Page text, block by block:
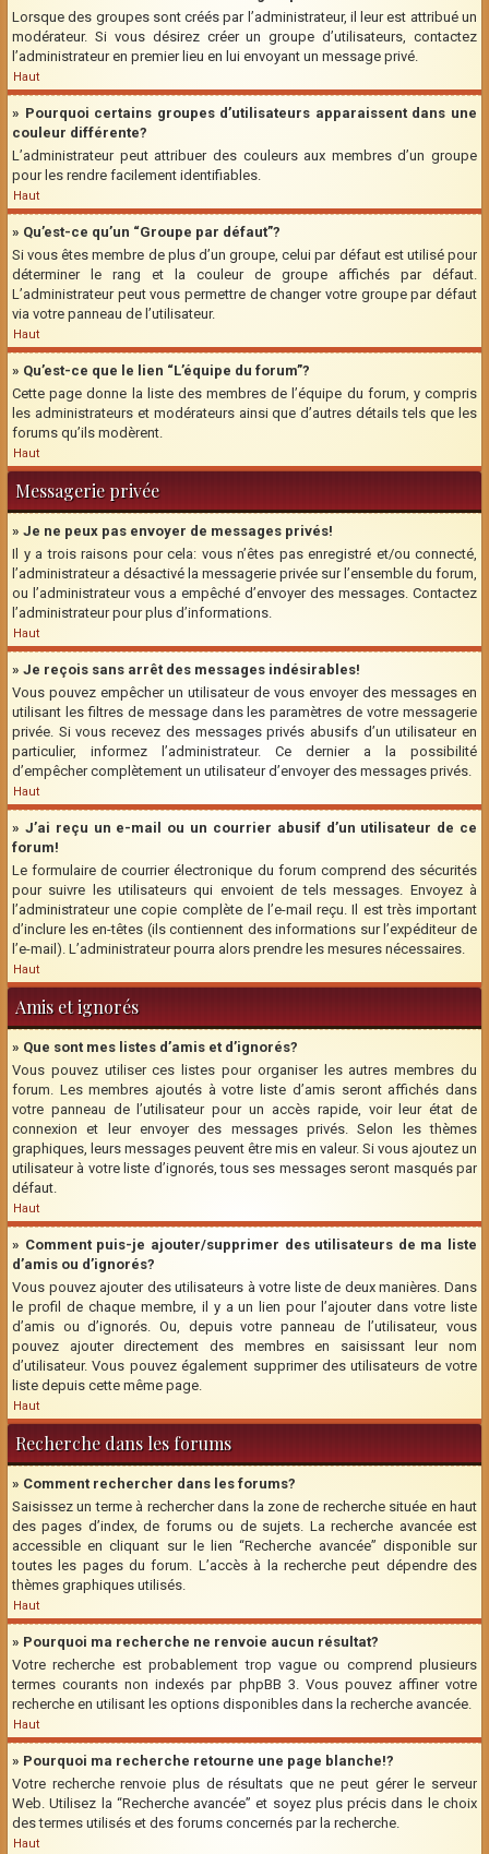
Lorsque des groupes sont créés par l’administrateur, il leur est attribué un
modérateur. Si vous désirez créer un groupe d’utilisateurs, contactez
l’administrateur en premier lieu en lui envoyant un message privé.
Haut
» Pourquoi certains groupes d’utilisateurs apparaissent dans une
couleur différente?
L’administrateur peut attribuer des couleurs aux membres d’un groupe
pour les rendre facilement identifiables.
Haut
» Qu’est-ce qu’un “Groupe par défaut”?
Si vous êtes membre de plus d’un groupe, celui par défaut est utilisé pour
déterminer le rang et la couleur de groupe affichés par défaut.
L’administrateur peut vous permettre de changer votre groupe par défaut
via votre panneau de l’utilisateur.
Haut
» Qu’est-ce que le lien “L’équipe du forum”?
Cette page donne la liste des membres de l’équipe du forum, y compris
les administrateurs et modérateurs ainsi que d’autres détails tels que les
forums qu’ils modèrent.
Haut
Messagerie privée
» Je ne peux pas envoyer de messages privés!
Il y a trois raisons pour cela: vous n’êtes pas enregistré et/ou connecté,
l’administrateur a désactivé la messagerie privée sur l’ensemble du forum,
ou l’administrateur vous a empêché d’envoyer des messages. Contactez
l’administrateur pour plus d’informations.
Haut
» Je reçois sans arrêt des messages indésirables!
Vous pouvez empêcher un utilisateur de vous envoyer des messages en
utilisant les filtres de message dans les paramètres de votre messagerie
privée. Si vous recevez des messages privés abusifs d’un utilisateur en
particulier, informez l’administrateur. Ce dernier a la possibilité
d’empêcher complètement un utilisateur d’envoyer des messages privés.
Haut
» J’ai reçu un e-mail ou un courrier abusif d’un utilisateur de ce
forum!
Le formulaire de courrier électronique du forum comprend des sécurités
pour suivre les utilisateurs qui envoient de tels messages. Envoyez à
l’administrateur une copie complète de l’e-mail reçu. Il est très important
d’inclure les en-têtes (ils contiennent des informations sur l’expéditeur de
l’e-mail). L’administrateur pourra alors prendre les mesures nécessaires.
Haut
Amis et ignorés
» Que sont mes listes d’amis et d’ignorés?
Vous pouvez utiliser ces listes pour organiser les autres membres du
forum. Les membres ajoutés à votre liste d’amis seront affichés dans
votre panneau de l’utilisateur pour un accès rapide, voir leur état de
connexion et leur envoyer des messages privés. Selon les thèmes
graphiques, leurs messages peuvent être mis en valeur. Si vous ajoutez un
utilisateur à votre liste d’ignorés, tous ses messages seront masqués par
défaut.
Haut
» Comment puis-je ajouter/supprimer des utilisateurs de ma liste
d’amis ou d’ignorés?
Vous pouvez ajouter des utilisateurs à votre liste de deux manières. Dans
le profil de chaque membre, il y a un lien pour l’ajouter dans votre liste
d’amis ou d’ignorés. Ou, depuis votre panneau de l’utilisateur, vous
pouvez ajouter directement des membres en saisissant leur nom
d’utilisateur. Vous pouvez également supprimer des utilisateurs de votre
liste depuis cette même page.
Haut
Recherche dans les forums
» Comment rechercher dans les forums?
Saisissez un terme à rechercher dans la zone de recherche située en haut
des pages d’index, de forums ou de sujets. La recherche avancée est
accessible en cliquant sur le lien “Recherche avancée” disponible sur
toutes les pages du forum. L’accès à la recherche peut dépendre des
thèmes graphiques utilisés.
Haut
» Pourquoi ma recherche ne renvoie aucun résultat?
Votre recherche est probablement trop vague ou comprend plusieurs
termes courants non indexés par phpBB 3. Vous pouvez affiner votre
recherche en utilisant les options disponibles dans la recherche avancée.
Haut
» Pourquoi ma recherche retourne une page blanche!?
Votre recherche renvoie plus de résultats que ne peut gérer le serveur
Web. Utilisez la “Recherche avancée” et soyez plus précis dans le choix
des termes utilisés et des forums concernés par la recherche.
Haut